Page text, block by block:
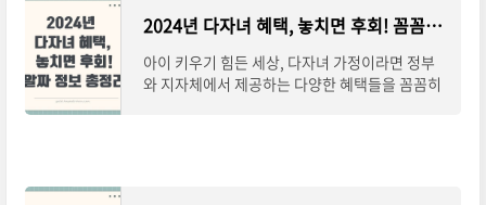
2024년 다자녀 혜택, 놓치면 후회! 꼼꼼하게 챙기는 알짜 정보 총정리
아이 키우기 힘든 세상, 다자녀 가정이라면 정부
와 지자체에서 제공하는 다양한 혜택들을 꼼꼼히